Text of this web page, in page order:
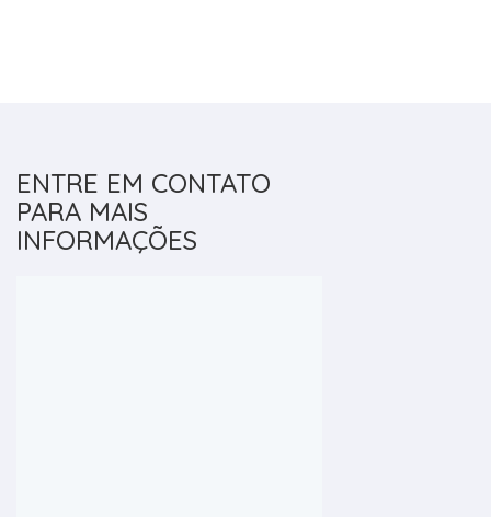
ENTRE EM CONTATO
PARA MAIS
INFORMAÇÕES